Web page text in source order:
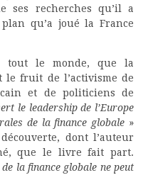
ses recherches qu’il a
qu’a joué la France
tout le monde, que la
fruit de l’activisme de
et de politiciens de
le leadership de l’Europe
de la finance globale »
dont l’auteur
que le livre fait part.
la finance globale ne peut